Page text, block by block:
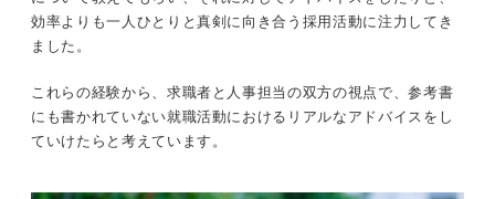
効率よりも一人ひとりと真剣に向き合う採用活動に注力してき
ました。
これらの経験から、求職者と人事担当の双方の視点で、参考書
にも書かれていない就職活動におけるリアルなアドバイスをし
ていけたらと考えています。